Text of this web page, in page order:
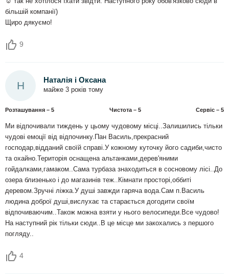
більшій компанії)
Щиро дякуємо!
9
Н Наталія і Оксана
майже 3 років тому
Розташування – 5 Чистота – 5 Сервіс – 5
Ми відпочивали тиждень у цьому чудовому місці..Залишились тільки
чудові емоції від відпочинку.Пан Василь,прекрасний
господар,відданий своїй справі.У кожному куточку його садиби,чисто
та охайно.Територія оснащена альтанками,дерев'яними
гойдалками,гамаком..Сама турбаза знаходиться в сосновому лісі..До
озера близенько і до магазинів теж..Кімнати просторі,оббиті
деревом.Зручні ліжка.У душі завжди гаряча вода.Сам п.Василь
людина доброї душі,вислухає та старається догодити своїм
відпочиваючим..Також можна взяти у нього велосипеди.Все чудово!
На наступний рік тільки сюди..В це місце ми закохались з першого
погляду..
4